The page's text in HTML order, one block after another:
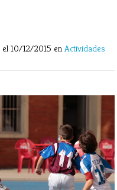
el 10/12/2015 en Actividades